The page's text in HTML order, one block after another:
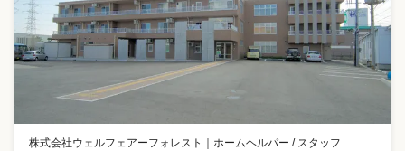
株式会社ウェルフェアーフォレスト ホームヘルパー / スタッフ